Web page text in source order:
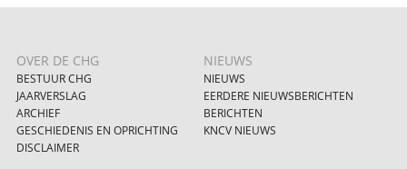
OVER DE CHG
BESTUUR CHG
JAARVERSLAG
ARCHIEF
GESCHIEDENIS EN OPRICHTING
DISCLAIMER
NIEUWS
NIEUWS
EERDERE NIEUWSBERICHTEN
BERICHTEN
KNCV NIEUWS